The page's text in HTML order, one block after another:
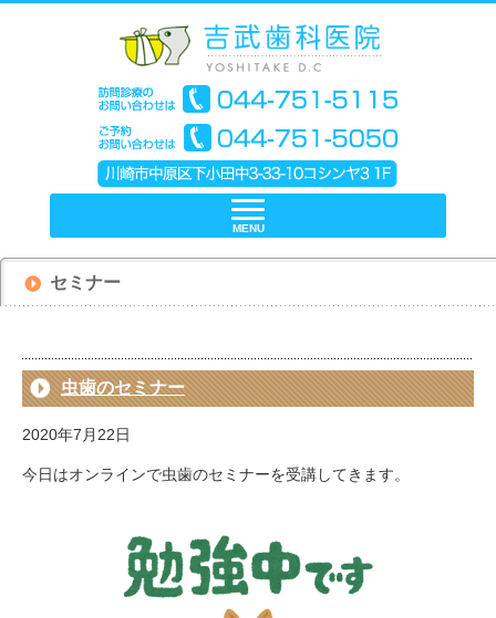
MENU
セミナー
虫歯のセミナー
2020年7月22日
今日はオンラインで虫歯のセミナーを受講してきます。